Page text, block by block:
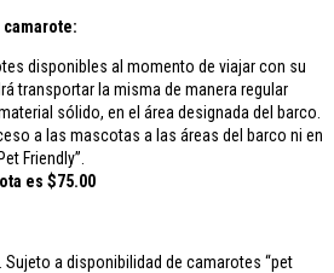
disponibles al momento de viajar con su
transportar la misma de manera regular
sólido, en el área designada del barco.
a las mascotas a las áreas del barco ni en
Friendly”.
es $75.00
a disponibilidad de camarotes “pet